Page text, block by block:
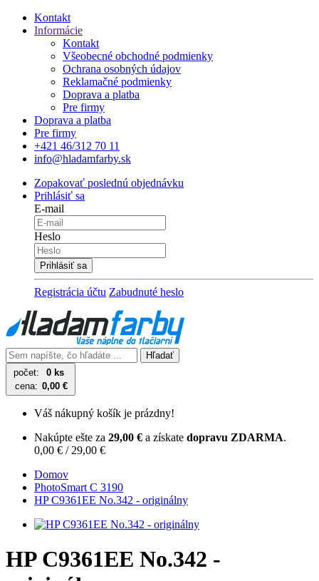
Kontakt
Informácie
Kontakt
Všeobecné obchodné podmienky
Ochrana osobných údajov
Reklamačné podmienky
Doprava a platba
Pre firmy
Doprava a platba
Pre firmy
+421 46/312 70 11
info@hladamfarby.sk
Zopakovať poslednú objednávku
Prihlásiť sa
E-mail
Heslo
Registrácia účtu Zabudnuté heslo
Hľadať
počet:
0 ks
cena: 0,00 €
Váš nákupný košík je prázdny!
Nakúpte ešte za 29,00 € a získate dopravu ZDARMA.
0,00 € / 29,00 €
Domov
PhotoSmart C 3190
HP C9361EE No.342 - originálny
HP C9361EE No.342 -